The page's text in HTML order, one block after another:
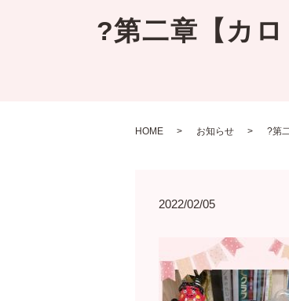
?第二章【カ
HOME お知らせ ?第
2022/02/05